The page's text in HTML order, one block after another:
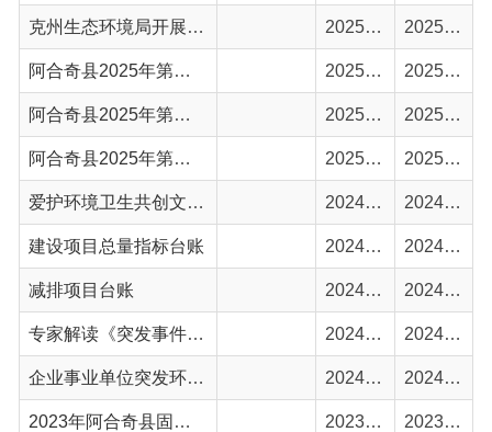
阿合奇县2025年第一季度突发环境事件应急预案备案情况 2025-04-07 2025-04-08
建设项目总量指标台账 2024-08-20 2024-08-26
减排项目台账 2024-08-20 2024-08-26
专家解读《突发事件应急预案管理办法》
企业事业单位突发环境事件应急预案备案表-阿合奇县鑫发投资有限公司 2024-01-28 2024-01-29
2023年阿合奇县固体废物管理计划备案表 2023-11-21 2023-11-22
2023-08-07 2023-08-08
阿合奇县企业事业单位突发环境事件应急预案备案明细表 2023-05-26 2023-05-28
首页 上一页 1 下一页
尾页
共 39 条
/ 共 3 页 页 GO